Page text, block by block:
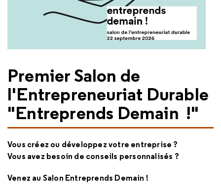
Premier Salon de
l'Entrepreneuriat Durable
"Entreprends Demain !"
Vous créez ou développez votre entreprise ?
Vous avez besoin de conseils personnalisés ?
Venez au Salon Entreprends Demain !